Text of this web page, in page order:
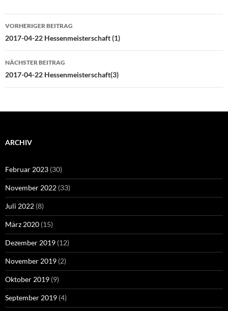
Beitragsnavigation
VORHERIGER BEITRAG
2017-04-22 Hessenmeisterschaft (1)
NÄCHSTER BEITRAG
2017-04-22 Hessenmeisterschaft(3)
ARCHIV
Februar 2023 (30)
November 2022 (33)
Juli 2022 (8)
März 2020 (15)
Dezember 2019 (12)
November 2019 (2)
Oktober 2019 (9)
September 2019 (4)